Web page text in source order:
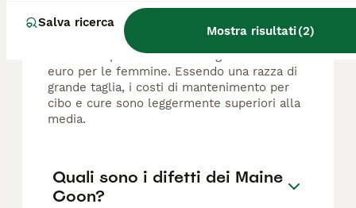
Salva ricerca
Mostra risultati(2)
Il prezzo di un Maine Coon varia tra i 700 e i
1.700 euro per i maschi e tra gli 800 e i 2.000
euro per le femmine. Essendo una razza di
grande taglia, i costi di mantenimento per
cibo e cure sono leggermente superiori alla
media.
Quali sono i difetti dei Maine
Coon?